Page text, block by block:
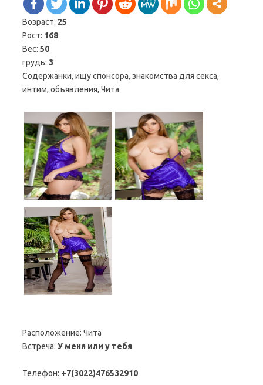
Возраст: 25
Рост: 168
Вес: 50
грудь: 3
Содержанки, ищу спонсора, знакомства для секса,
интим, объявления, Чита
Расположение: Чита
Встреча: У меня или у тебя
Телефон: +7(3022)476532910